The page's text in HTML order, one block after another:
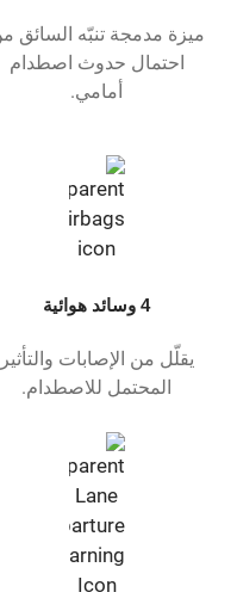
ميزة مدمجة تنبّه السائق من
احتمال حدوث اصطدام
أمامي.
يقلّل من الإصابات والتأثير
المحتمل للاصطدام.